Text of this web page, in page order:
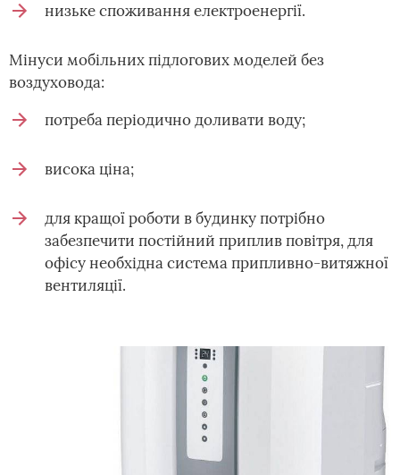
низьке споживання електроенергії.
Мінуси мобільних підлогових моделей без
воздуховода:
потреба періодично доливати воду;
висока ціна;
для кращої роботи в будинку потрібно
забезпечити постійний приплив повітря, для
офісу необхідна система припливно-витяжної
вентиляції.